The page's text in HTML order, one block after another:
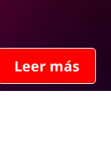
Leer más